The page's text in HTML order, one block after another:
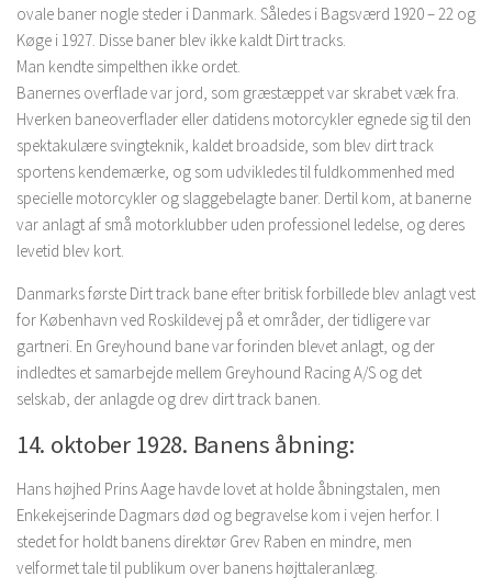
ovale baner nogle steder i Danmark. Således i Bagsværd 1920 – 22 og
Køge i 1927. Disse baner blev ikke kaldt Dirt tracks.
Man kendte simpelthen ikke ordet.
Banernes overflade var jord, som græstæppet var skrabet væk fra.
Hverken baneoverflader eller datidens motorcykler egnede sig til den
spektakulære svingteknik, kaldet broadside, som blev dirt track
sportens kendemærke, og som udvikledes til fuldkommenhed med
specielle motorcykler og slaggebelagte baner. Dertil kom, at banerne
var anlagt af små motorklubber uden professionel ledelse, og deres
levetid blev kort.
Danmarks første Dirt track bane efter britisk forbillede blev anlagt vest
for København ved Roskildevej på et områder, der tidligere var
gartneri. En Greyhound bane var forinden blevet anlagt, og der
indledtes et samarbejde mellem Greyhound Racing A/S og det
selskab, der anlagde og drev dirt track banen.
14. oktober 1928. Banens åbning:
Hans højhed Prins Aage havde lovet at holde åbningstalen, men
Enkekejserinde Dagmars død og begravelse kom i vejen herfor. I
stedet for holdt banens direktør Grev Raben en mindre, men
velformet tale til publikum over banens højttaleranlæg.